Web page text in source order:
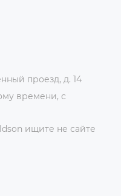
проезд, д. 14
времени, с
ищите не сайте